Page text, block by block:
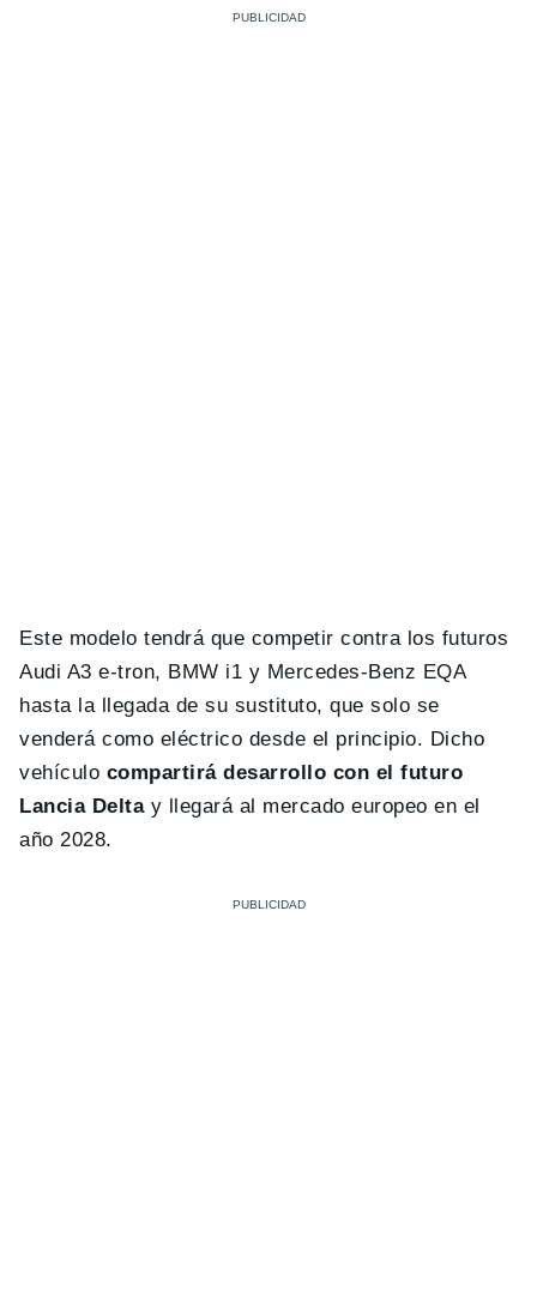
Este modelo tendrá que competir contra los futuros
Audi A3 e-tron, BMW i1 y Mercedes-Benz EQA
hasta la llegada de su sustituto, que solo se
venderá como eléctrico desde el principio. Dicho
vehículo compartirá desarrollo con el futuro
Lancia Deltay llegará al mercado europeo en el
año 2028.